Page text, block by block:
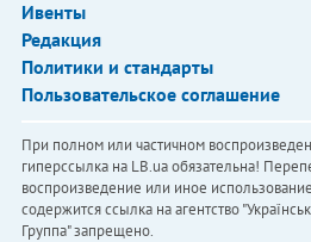
Ивенты
Редакция
Политики и стандарты
Пользовательское соглашение
При полном или частичном
гиперссылка на LB.ua обязательна!
воспроизведение или иное
содержится ссылка на агентство
Группа" запрещено.